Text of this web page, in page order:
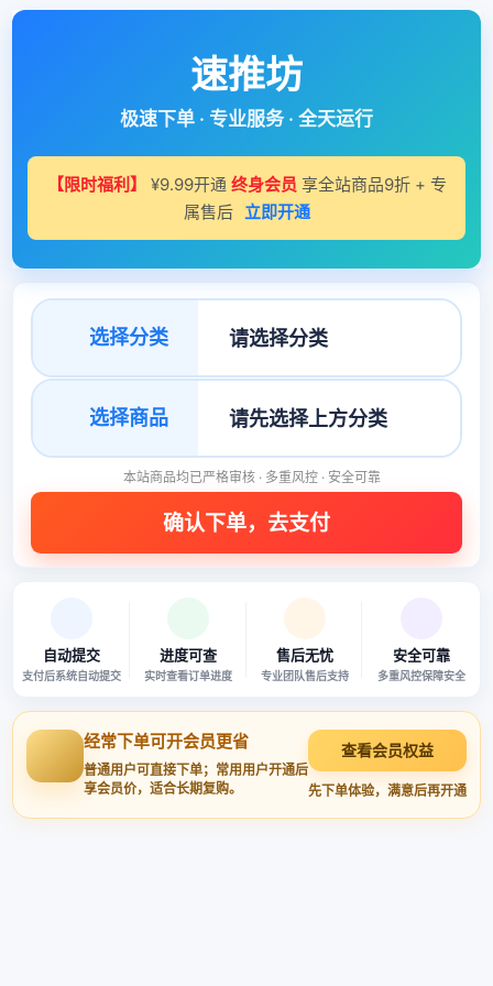
速推坊
极速下单 · 专业服务 · 全天运行
【限时福利】 ¥9.99开通终身会员享全站商品9折 + 专
属售后 立即开通
选择商品
本站商品均已严格审核 · 多重风控 · 安全可靠
自动提交
支付后系统自动提交
进度可查
实时查看订单进度
售后无忧
专业团队售后支持
安全可靠
多重风控保障安全
经常下单可开会员更省